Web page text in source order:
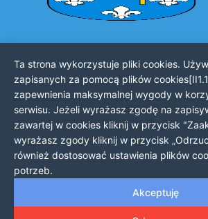
Urząd Gminy i Miasta Nowe Brzesko
32-120 Nowe Brzesko
ul. Krakowska 44
KONTAKT Z URZĘDEM
Telefon: 12 385 20 94
Email: sekretariat@nowe-
GODZINY PRACY
Ta strona wykorzystuje pliki cookies.
zapisanych za pomocą plików
zapewnienia maksymalnej wygody w
serwisu. Jeżeli wyrażasz zgodę na
zawartej w cookies kliknij w przycisk
wyrażasz zgody kliknij w przycisk
również dostosować ustawienia plików
potrzeb.
Akceptuję